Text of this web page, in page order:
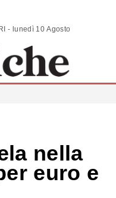
ANALISI | COMMENTI | SCENARI - lunedì 10 Agosto 2026
nella
euro e